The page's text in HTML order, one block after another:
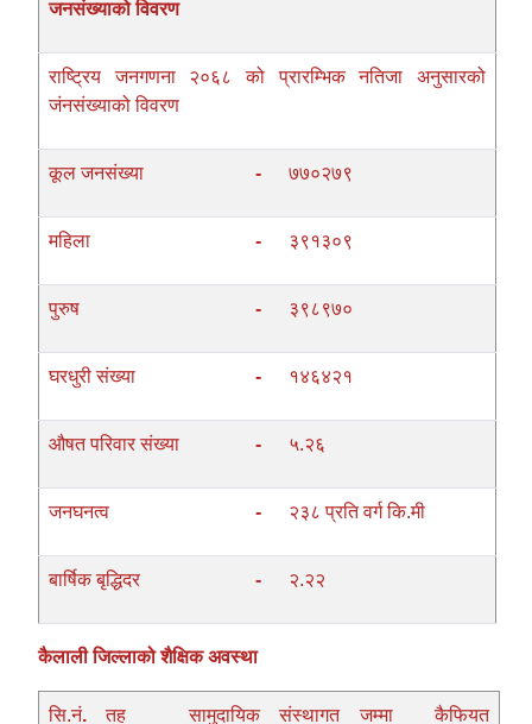
जनसंख्याको विवरण
राष्ट्रिय जनगणना २०६८ को प्रारम्भिक नतिजा अनुसारको
जंनसंख्याको विवरण
कूल जनसंख्या - ७७०२७९
महिला - ३९१३०९
पुरुष - ३९८९७०
घरधुरी संख्या - १४६४२१
औषत परिवार संख्या - ५.२६
जनघनत्व - २३८ प्रति वर्ग कि.मी
बार्षिक बृद्धिदर - २.२२
कैलाली जिल्लाको शैक्षिक अवस्था
सि.नं. तह सामुदायिक संस्थागत जम्मा कैफियत